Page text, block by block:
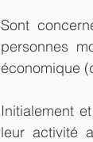
Sont
personnes
économique
Initialement
leur activité